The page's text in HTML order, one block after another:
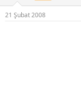
21 Şubat 2008